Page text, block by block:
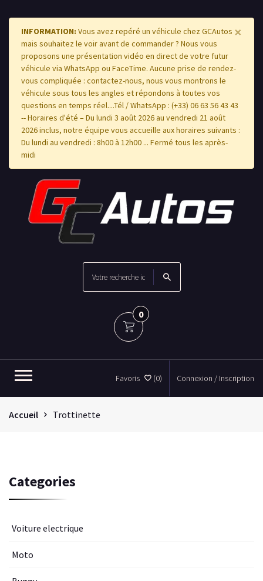
INFORMATION: Vous avez repéré un véhicule chez GCAutos
mais souhaitez le voir avant de commander ? Nous vous
proposons une présentation vidéo en direct de votre futur
véhicule via WhatsApp ou FaceTime. Aucune prise de rendez-
vous compliquée : contactez-nous, nous vous montrons le
véhicule sous tous les angles et répondons à toutes vos
questions en temps réel....Tél / WhatsApp : (+33) 06 63 56 43 43
-- Horaires d'été – Du lundi 3 août 2026 au vendredi 21 août
2026 inclus, notre équipe vous accueille aux horaires suivants :
Du lundi au vendredi : 8h00 à 12h00 ... Fermé tous les après-
midi
×
0
Favoris (0) Connexion / Inscription
Accueil Trottinette
Categories
Voiture electrique
Moto